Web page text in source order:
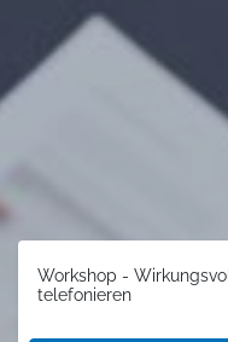
Workshop - Wirkungsvoll
telefonieren